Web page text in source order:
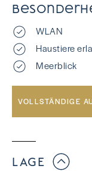
WLAN
Haustiere
Meerblick
VOLLSTÄNDIGE
LAGE